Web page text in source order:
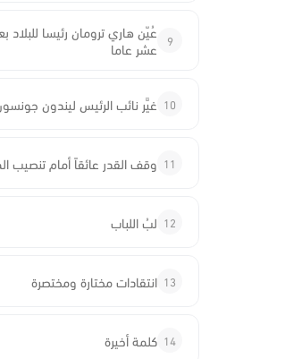
9
عُيّن هاري ترومان رئيسا
عشر عاما
10 غيَّر نائب الرئيس ليندون
11 وقف القدر عائقاً أمام تنصيب
12 لبُ اللباب
13 انتقادات مختارة ومختصرة
14 كلمة أخيرة